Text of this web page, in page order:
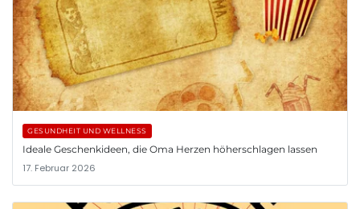
GESUNDHEIT UND WELLNESS
Ideale Geschenkideen, die Oma Herzen höherschlagen lassen
17. Februar 2026